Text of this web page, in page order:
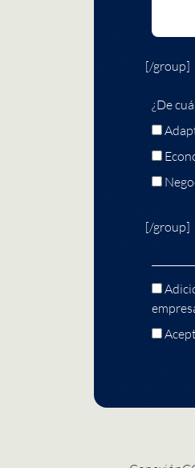
[/group]
¿De
[/group]